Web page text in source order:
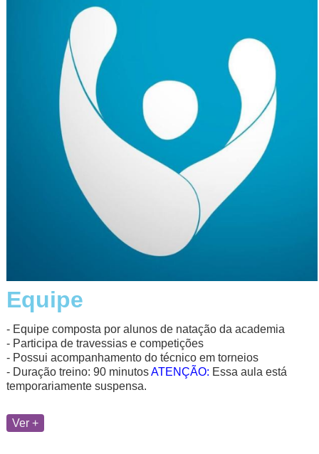
Equipe
- Equipe composta por alunos de natação da academia
- Participa de travessias e competições
- Possui acompanhamento do técnico em torneios
- Duração treino: 90 minutosATENÇÃO: Essa aula está
temporariamente suspensa.
Ver +